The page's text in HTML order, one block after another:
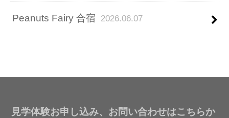
Peanuts Fairy 合宿 2026.06.07
見学体験お申し込み、お問い合わせはこちらか